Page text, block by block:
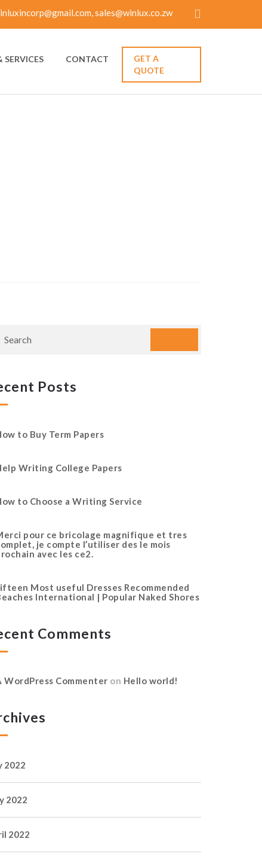
sales@winlux.co.zw
GET A
QUOTE
SERVICES CONTACT
Posts
to Buy Term Papers
Writing College Papers
to Choose a Writing Service
pour ce bricolage magnifique et tres
je compte l’utiliser des le mois
avec les ce2.
Most useful Dresses Recommended
International | Popular Naked Shores
Comments
WordPress Commenter on Hello world!
2022
2022
2022